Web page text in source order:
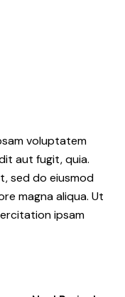
voluptatem
aut fugit, quia.
sed do eiusmod
magna aliqua. Ut
ipsam